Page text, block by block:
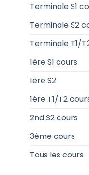
Terminale S1
Terminale S2
Terminale T1/
1ère S1 cours
1ère S2
1ère T1/T2
2nd S2 cours
3ème cours
Tous les cours